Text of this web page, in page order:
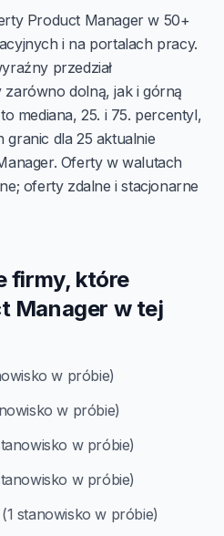
Product Manager w 50+
i na portalach pracy.
przedział
dolną, jak i górną
mediana, 25. i 75. percentyl,
granic dla 25 aktualnie
Oferty w walutach
oferty zdalne i stacjonarne
firmy, które
Manager w tej
w próbie)
w próbie)
w próbie)
w próbie)
stanowisko w próbie)